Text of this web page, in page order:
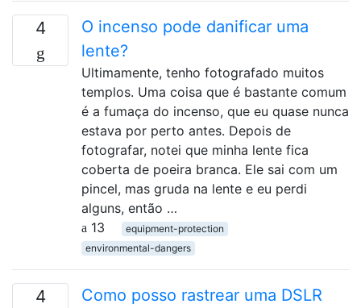
4
O incenso pode danificar uma
lente?
Ultimamente, tenho fotografado muitos
templos. Uma coisa que é bastante comum
é a fumaça do incenso, que eu quase nunca
estava por perto antes. Depois de
fotografar, notei que minha lente fica
coberta de poeira branca. Ele sai com um
pincel, mas gruda na lente e eu perdi
alguns, então …
13
equipment-protection
environmental-dangers
4
Como posso rastrear uma DSLR